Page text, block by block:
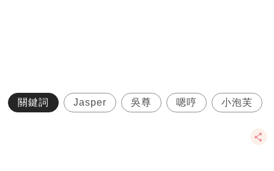
關鍵詞 Jasper 吳尊 嗯哼 小泡芙